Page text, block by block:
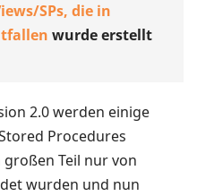
SPs, die in
wurde erstellt
2.0 werden einige
Procedures
Teil nur von
wurden und nun